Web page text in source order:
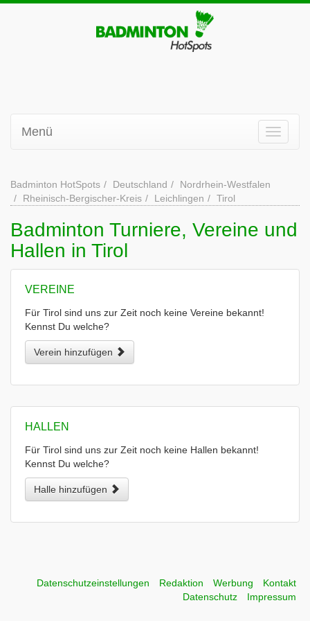
Menü
Badminton HotSpots Deutschland
Nordrhein-Westfalen
Rheinisch-Bergischer-Kreis
Leichlingen Tirol
Badminton Turniere, Vereine und
Hallen in Tirol
VEREINE
Für Tirol sind uns zur Zeit noch keine Vereine bekannt!
Kennst Du welche?
Verein hinzufügen
HALLEN
Für Tirol sind uns zur Zeit noch keine Hallen bekannt!
Kennst Du welche?
Halle hinzufügen
Datenschutzeinstellungen Redaktion Werbung
Kontakt
Datenschutz
Impressum